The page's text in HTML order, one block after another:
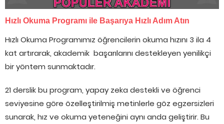
Hızlı Okuma Programı ile Başarıya Hızlı Adım Atın
Hızlı Okuma Programımız öğrencilerin okuma hızını 3 ila 4
kat artırarak, akademik başarılarını destekleyen yenilikçi
bir yöntem sunmaktadır.
21 derslik bu program, yapay zeka destekli ve öğrenci
seviyesine göre özelleştirilmiş metinlerle göz egzersizleri
sunarak, hız ve okuma yeteneğini aynı anda geliştirir. Bu